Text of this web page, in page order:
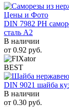
DIN 7982 PH
сталь A2
В наличии
от 0.92 руб.
BEST
DIN 9021 шайба
В наличии
от 0.30 руб.